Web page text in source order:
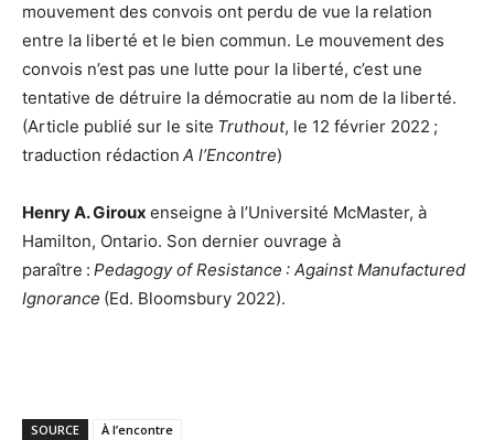
mouvement des convois ont perdu de vue la relation
entre la liberté et le bien commun. Le mouvement des
convois n’est pas une lutte pour la liberté, c’est une
tentative de détruire la démocratie au nom de la liberté.
(Article publié sur le site Truthout, le 12 février 2022 ;
traduction rédaction A l’Encontre)
Henry A. Giroux enseigne à l’Université McMaster, à
Hamilton, Ontario. Son dernier ouvrage à
paraître : Pedagogy of Resistance : Against Manufactured
Ignorance (Ed. Bloomsbury 2022).
SOURCE À l’encontre